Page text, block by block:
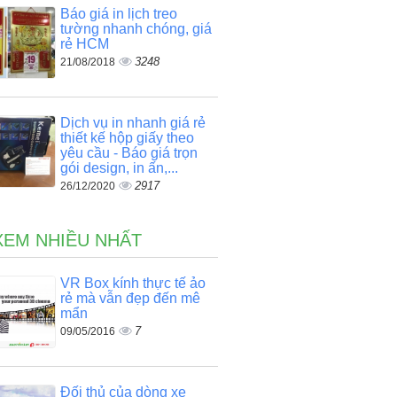
Báo giá in lịch treo
tường nhanh chóng, giá
rẻ HCM
21/08/2018 3248
Dịch vụ in nhanh giá rẻ
thiết kế hộp giấy theo
yêu cầu - Báo giá trọn
gói design, in ấn,...
26/12/2020 2917
NHIỀU NHẤT
VR Box kính thực tế ảo
rẻ mà vẫn đẹp đến mê
mẩn
09/05/2016 7
Đối thủ của dòng xe